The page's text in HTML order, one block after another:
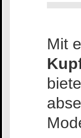
Mit